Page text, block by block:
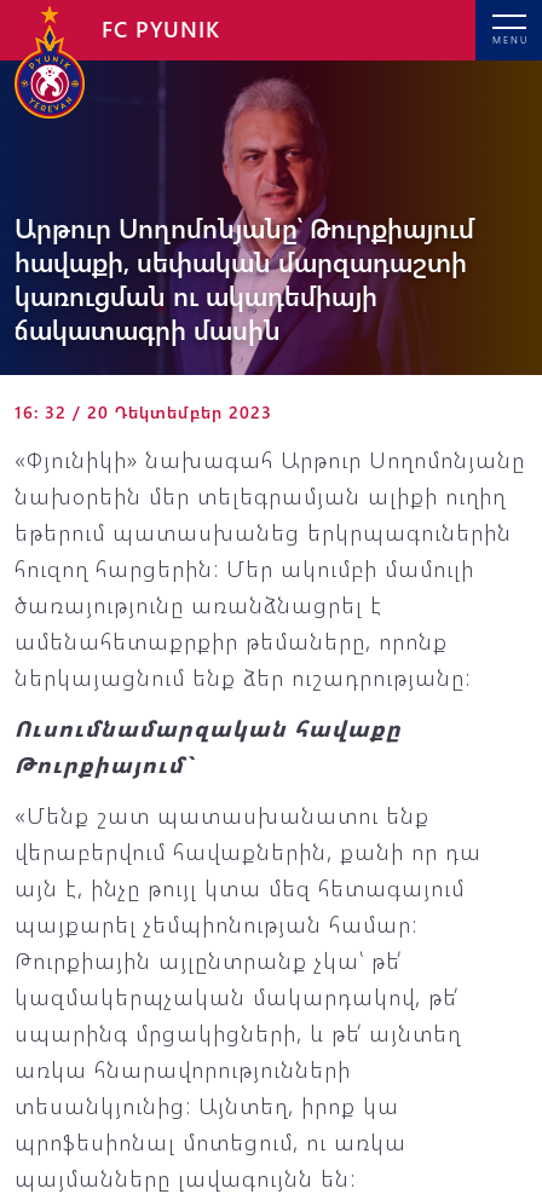
MENU
FC PYUNIK
Արթուր Սողոմոնյանը՝ Թուրքիայում
հավաքի, սեփական մարզադաշտի
կառուցման ու ակադեմիայի
ճակատագրի մասին
16: 32 / 20 Դեկտեմբեր 2023
«Փյունիկի» նախագահ Արթուր Սողոմոնյանը
նախօրեին մեր տելեգրամյան ալիքի ուղիղ
եթերում պատասխանեց երկրպագուներին
հուզող հարցերին: Մեր ակումբի մամուլի
ծառայությունը առանձնացրել է
ամենահետաքրքիր թեմաները, որոնք
ներկայացնում ենք ձեր ուշադրությանը:
Ուսումնամարզական հավաքը
Թուրքիայում`
«Մենք շատ պատասխանատու ենք
վերաբերվում հավաքներին, քանի որ դա
այն է, ինչը թույլ կտա մեզ հետագայում
պայքարել չեմպիոնության համար:
Թուրքիային այլընտրանք չկա՝ թե՛
կազմակերպչական մակարդակով, թե՛
սպարինգ մրցակիցների, և թե՛ այնտեղ
առկա հնարավորությունների
տեսանկյունից: Այնտեղ, իրոք կա
պրոֆեսիոնալ մոտեցում, ու առկա
պայմանները լավագույնն են: